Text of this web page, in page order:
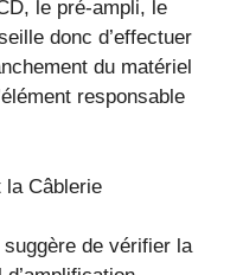
le pré-ampli, le
donc d’effectuer
du matériel
responsable
de vérifier la